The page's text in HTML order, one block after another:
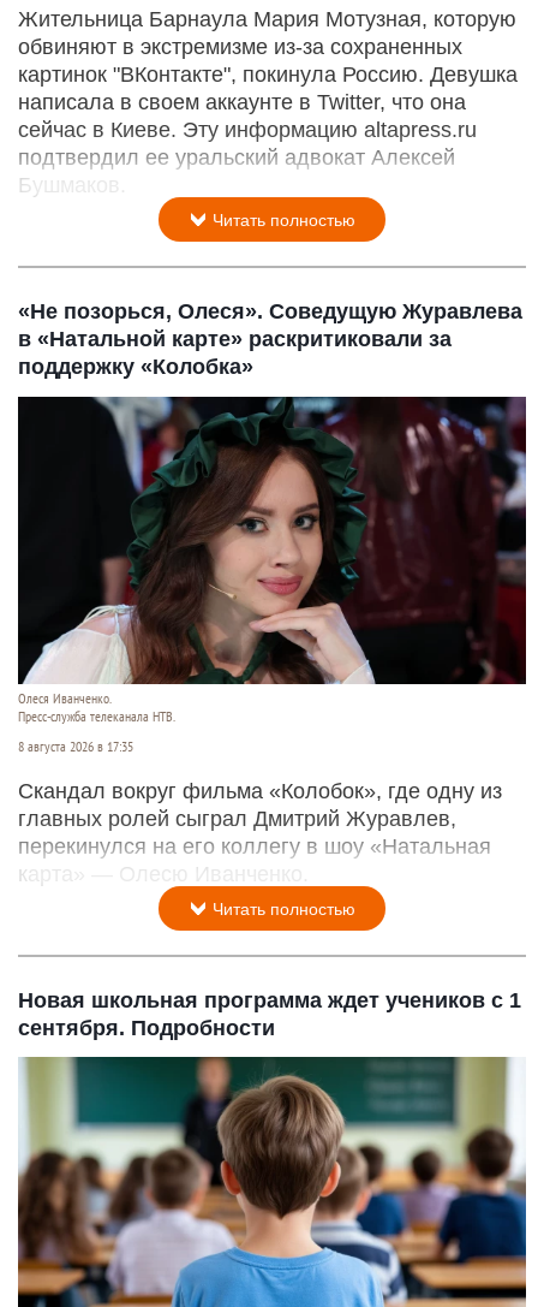
Жительница Барнаула Мария Мотузная, которую
обвиняют в экстремизме из-за сохраненных
картинок "ВКонтакте", покинула Россию. Девушка
написала в своем аккаунте в Twitter, что она
сейчас в Киеве. Эту информацию altapress.ru
подтвердил ее уральский адвокат Алексей
Бушмаков.
Читать полностью
«Не позорься, Олеся». Соведущую Журавлева
в «Натальной карте» раскритиковали за
поддержку «Колобка»
Олеся Иванченко.
Пресс-служба телеканала НТВ.
8 августа 2026 в 17:35
Скандал вокруг фильма «Колобок», где одну из
главных ролей сыграл Дмитрий Журавлев,
перекинулся на его коллегу в шоу «Натальная
карта» — Олесю Иванченко.
Читать полностью
Новая школьная программа ждет учеников с 1
сентября. Подробности